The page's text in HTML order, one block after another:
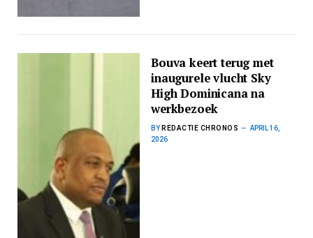
Bouva keert terug met
inaugurele vlucht Sky
High Dominicana na
werkbezoek
BY REDACTIE CHRONOS
APRIL 16,
2026